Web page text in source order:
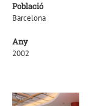
Població
Barcelona
Any
2002